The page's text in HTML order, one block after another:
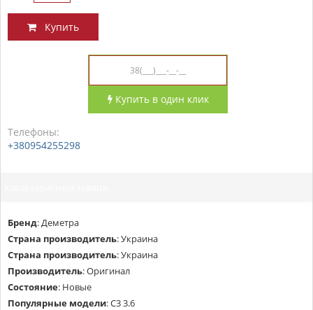
Купить
Купить в один клик
Телефоны:
+380954255298
Бренд: Деметра
Страна производитель:Украина
Страна производитель:Украина
Производитель:Оригинал
Состояние: Новые
Популярные модели:С3 3.6